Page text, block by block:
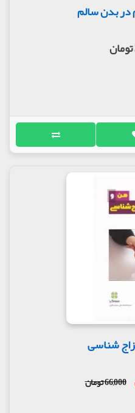
در بدن سالم
شناسی
66,000 تومان